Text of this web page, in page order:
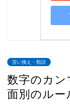
言い換え・類語
数字のカン
面別のルー